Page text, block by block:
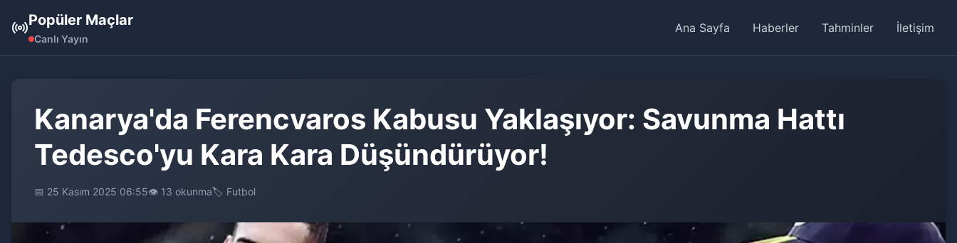
Popüler Maçlar
Canlı Yayın
Ana Sayfa Haberler Tahminler İletişim
Kanarya'da Ferencvaros Kabusu Yaklaşıyor: Savunma Hattı
Tedesco'yu Kara Kara Düşündürüyor!
📅 25 Kasım 2025 06:55👁️ 13 okunma🏷️ Futbol